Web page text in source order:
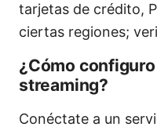
tarjetas de crédito,
ciertas regiones;
¿Cómo
streaming?
Conéctate a un